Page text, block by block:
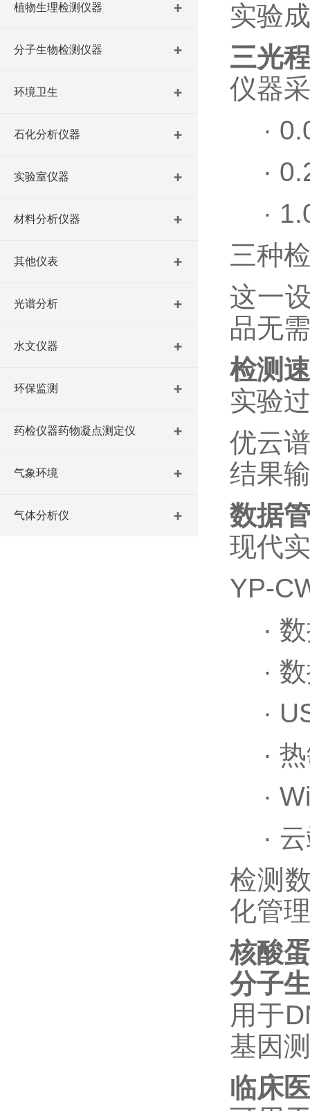
实验
三光
仪器
·
·
·
三种
这一
品无
检测
实验
优云
结果
数据
现代
YP-
·
·
·
·
·
·
检测
化管
核酸
分子
用于
基因
临床
植物生理检测仪器
分子生物检测仪器
环境卫生
石化分析仪器
实验室仪器
材料分析仪器
其他仪表
光谱分析
水文仪器
环保监测
药检仪器药物凝点测定仪
气象环境
气体分析仪